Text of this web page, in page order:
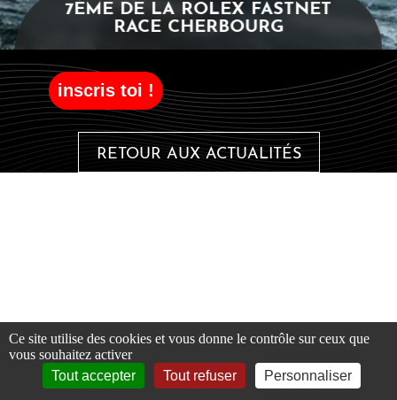
FR EN
7ÈME DE LA ROLEX FASTNET
RACE CHERBOURG
inscris toi !
RETOUR AUX ACTUALITÉS
Ce site utilise des cookies et vous donne le contrôle sur ceux que
vous souhaitez activer
Tout accepter
Tout refuser Personnaliser